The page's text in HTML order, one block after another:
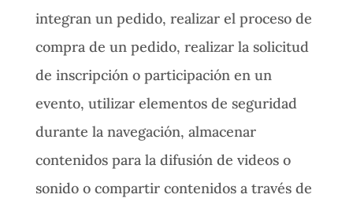
integran un pedido, realizar el proceso de
compra de un pedido, realizar la solicitud
de inscripción o participación en un
evento, utilizar elementos de seguridad
durante la navegación, almacenar
contenidos para la difusión de videos o
sonido o compartir contenidos a través de